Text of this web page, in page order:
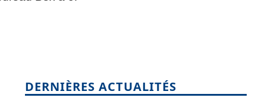
DERNIÈRES ACTUALITÉS